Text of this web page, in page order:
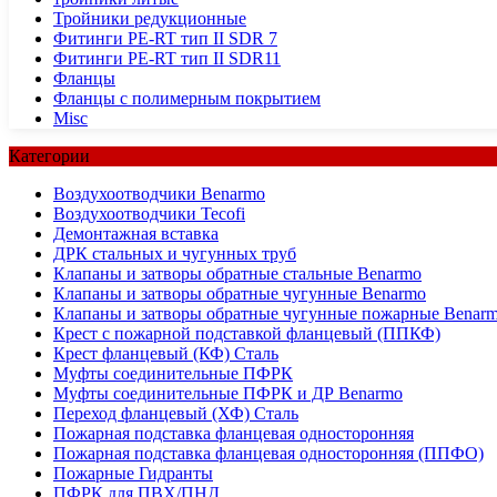
Тройники редукционные
Фитинги PE-RT тип II SDR 7
Фитинги PE-RT тип II SDR11
Фланцы
Фланцы с полимерным покрытием
Misc
Категории
Воздухоотводчики Benarmo
Воздухоотводчики Tecofi
Демонтажная вставка
ДРК стальных и чугунных труб
Клапаны и затворы обратные стальные Benarmo
Клапаны и затворы обратные чугунные Benarmo
Клапаны и затворы обратные чугунные пожарные
Крест с пожарной подставкой фланцевый (ППКФ)
Крест фланцевый (КФ) Сталь
Муфты соединительные ПФРК
Муфты соединительные ПФРК и ДР Benarmo
Переход фланцевый (ХФ) Сталь
Пожарная подставка фланцевая односторонняя
Пожарная подставка фланцевая односторонняя (ППФО)
Пожарные Гидранты
ПФРК для ПВХ/ПНД